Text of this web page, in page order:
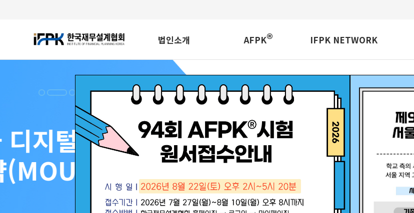
법인소개
소개
한국재무설계협회,
IFPK
미션, 비전, 핵심가치
IFPK 연락처
재무설계 이야기
재무설계
재무설계와 고객권리
자격소개
AFPK
AFPK®
소개
교육
교육안내
지정교육기관
시험
자격 시험 일정표
진행 중인 시험 안내
자격시험 응시안내
자격시험 합격자 안내
학습가이드
IFPK NETWORK
AFPK 인증자검색
GOLD CLUB's
골드클럽이란?
커리어센터
FAQ
자료실